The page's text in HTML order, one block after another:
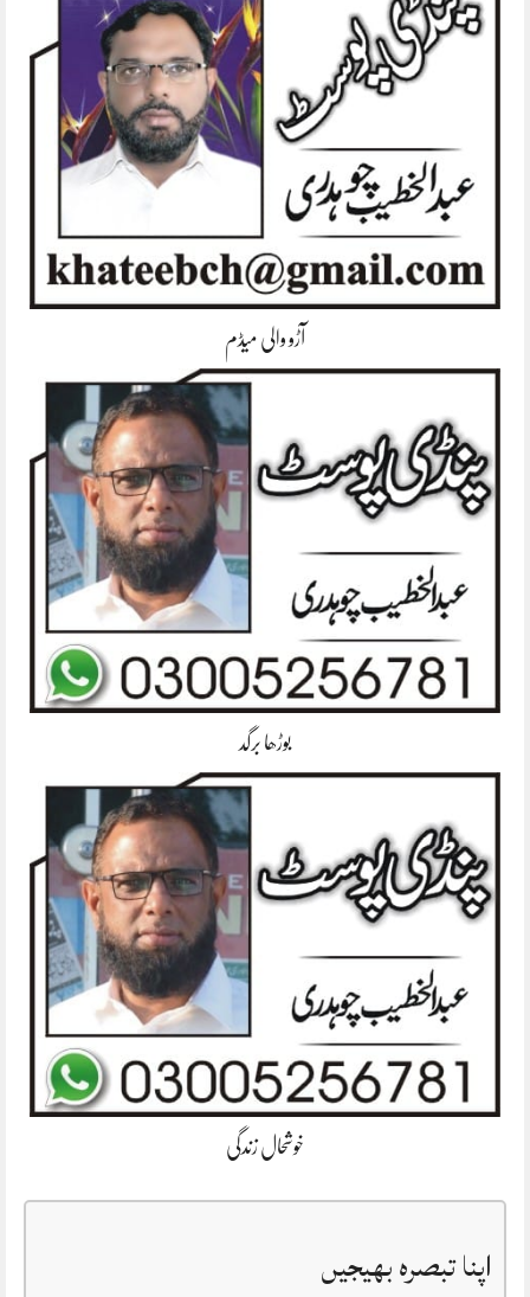
آڑو والی میڈم
بوڑھا برگد
خوشحال زندگی
اپنا تبصرہ بھیجیں